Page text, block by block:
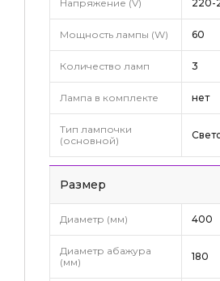
Напряжение (V) 220-
Мощность лампы (W) 60
Количество ламп 3
Лампа в комплекте нет
Тип лампочки
(основной)
Pазмер
Диаметр (мм) 400
Диаметр абажура
(мм)
180